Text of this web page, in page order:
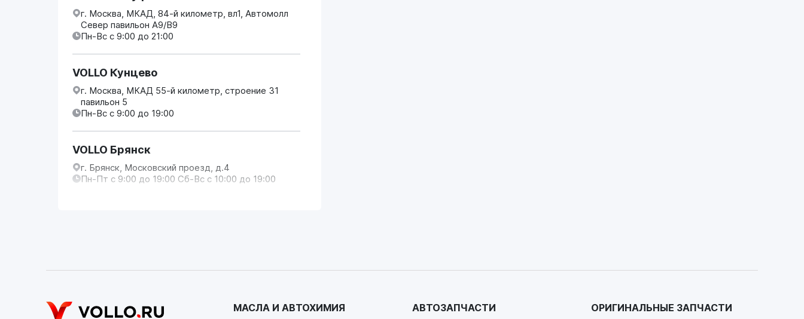
г. Москва, МКАД, 84-й километр, вл1, Автомолл
Север павильон А9/В9
Пн-Вс с 9:00 до 21:00
VOLLO Кунцево
г. Москва, МКАД 55-й километр, строение 31
павильон 5
Пн-Вс с 9:00 до 19:00
VOLLO Брянск
г. Брянск, Московский проезд, д.4
Пн-Пт с 9:00 до 19:00 Сб-Вс с 10:00 до 19:00
Пн-Пт с 9:00 до 19:00 Сб-Вс с 10:00 до 19:00МАСЛА И АВТОХИМИЯ АВТОЗАПЧАСТИ ОРИГИНАЛЬНЫЕ ЗАПЧАСТИ